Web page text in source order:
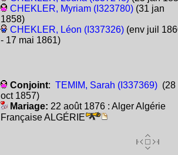
CHEKLER, Myriam (I323780)(31 jan
1858)
CHEKLER, Léon (I337326)(env juil
- 17 mai 1861)
Conjoint: TEMIM, Sarah (I337369)(28
oct 1857)
Mariage: 22 août 1876 : Alger Algérie
Française ALGÉRIE